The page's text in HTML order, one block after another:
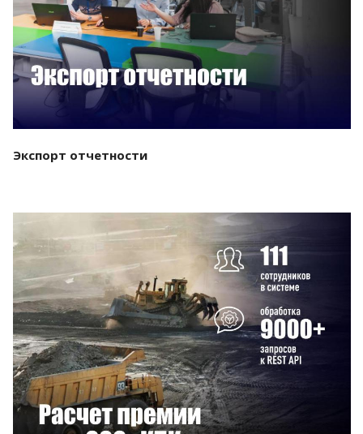
Смотреть проект
Экспорт отчетности
Смотреть проект